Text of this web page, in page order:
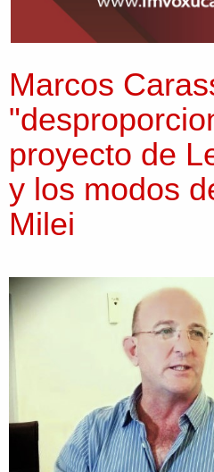
Marcos
proyecto de
y los modos
Milei